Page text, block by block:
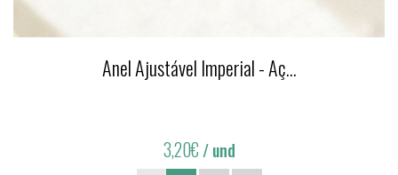
Anel Ajustável Imperial - Aç...
3,20€/ und